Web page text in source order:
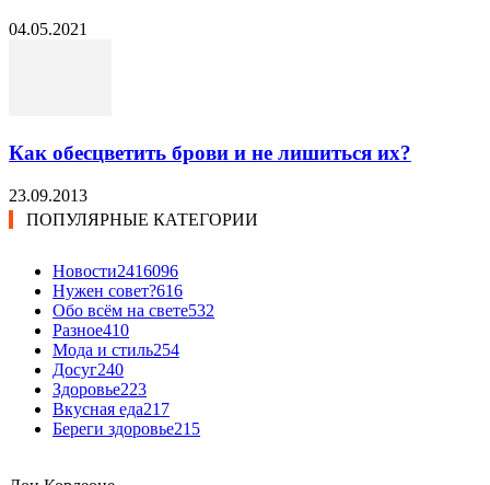
04.05.2021
Как обесцветить брови и не лишиться их?
23.09.2013
ПОПУЛЯРНЫЕ КАТЕГОРИИ
Новости2416096
Нужен совет?616
Обо всём на свете532
Разное410
Мода и стиль254
Досуг240
Здоровье223
Вкусная еда217
Береги здоровье215